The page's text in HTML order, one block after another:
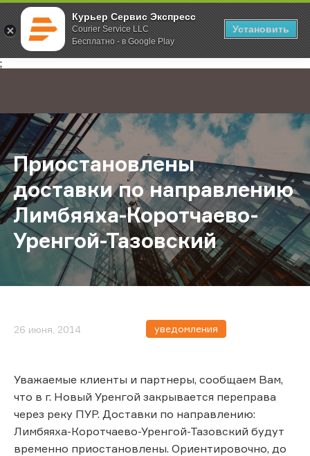
Курьер Сервис Экспресс
Courier Service LLC
Бесплатно - в Google Play
Установить
;
Главная О компании Новости Приостановлены доставки по
Приостановлены
доставки по направлению
Лимбяяха-Коротчаево-
Уренгой-Тазовский
26 июня, 2014 уведомления
Уважаемые клиенты и партнеры, сообщаем Вам,
что в г. Новый Уренгой закрывается переправа
через реку ПУР. Доставки по направлению:
Лимбяяха-Коротчаево-Уренгой-Тазовский будут
временно приостановлены. Ориентировочно, до